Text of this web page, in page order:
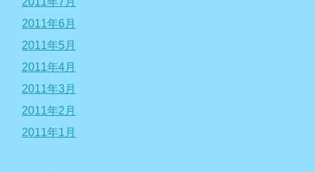
2011年6月
2011年5月
2011年4月
2011年3月
2011年2月
2011年1月